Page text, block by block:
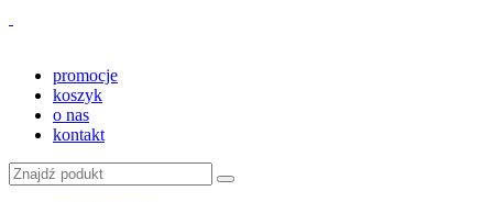
promocje
koszyk
o nas
kontakt